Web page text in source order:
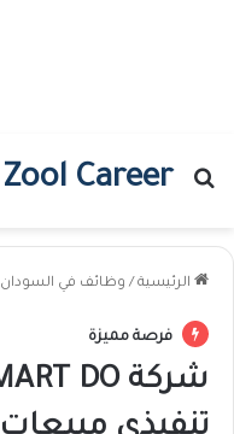
Zool Career
بحث عن
الرئيسية / وظائف في السودان
فرصة مميزة